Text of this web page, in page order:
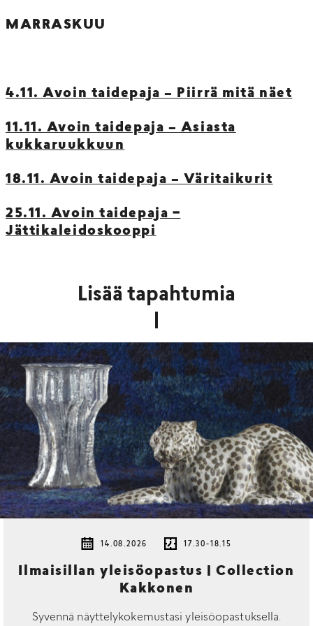
MARRASKUU
4.11. Avoin taidepaja – Piirrä mitä näet
11.11. Avoin taidepaja – Asiasta
kukkaruukkuun
18.11. Avoin taidepaja – Väritaikurit
25.11. Avoin taidepaja −
Jättikaleidoskooppi
Lisää tapahtumia
14.08.2026 17.30-18.15
Ilmaisillan yleisöopastus | Collection
Kakkonen
Syvennä näyttelykokemustasi yleisöopastuksella.